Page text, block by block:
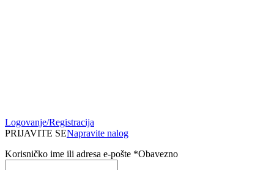
Logovanje/Registracija
PRIJAVITE SENapravite nalog
Korisničko ime ili adresa e-pošte *Obavezno